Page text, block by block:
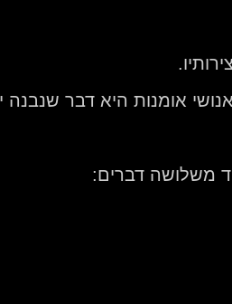
אומנות היא דבר שנבנה
משלושה דברים: